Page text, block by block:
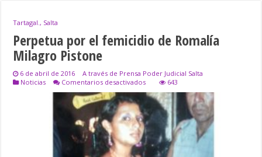
Tartagal., Salta
Perpetua por el femicidio de Romalía
Milagro Pistone
6 de abril de 2016
A través de Prensa Poder Judicial Salta
Noticias
Comentarios desactivadosen
Perpetua
por
el
femicidio
de
Romalía
Milagro
Pistone
643